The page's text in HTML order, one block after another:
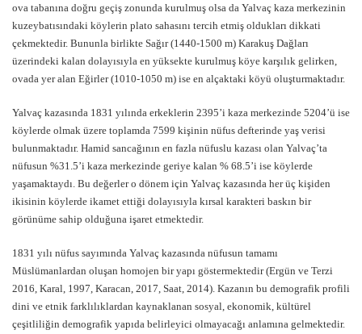
ova tabanına doğru geçiş zonunda kurulmuş olsa da Yalvaç kaza merkezinin
kuzeybatısındaki köylerin plato sahasını tercih etmiş oldukları dikkati
çekmektedir. Bununla birlikte Sağır (1440-1500 m) Karakuş Dağları
üzerindeki kalan dolayısıyla en yüksekte kurulmuş köye karşılık gelirken,
ovada yer alan Eğirler (1010-1050 m) ise en alçaktaki köyü oluşturmaktadır.
Yalvaç kazasında 1831 yılında erkeklerin 2395’i kaza merkezinde 5204’ü ise
köylerde olmak üzere toplamda 7599 kişinin nüfus defterinde yaş verisi
bulunmaktadır. Hamid sancağının en fazla nüfuslu kazası olan Yalvaç’ta
nüfusun %31.5’i kaza merkezinde geriye kalan % 68.5’i ise köylerde
yaşamaktaydı. Bu değerler o dönem için Yalvaç kazasında her üç kişiden
ikisinin köylerde ikamet ettiği dolayısıyla kırsal karakteri baskın bir
görünüme sahip olduğuna işaret etmektedir.
1831 yılı nüfus sayımında Yalvaç kazasında nüfusun tamamı
Müslümanlardan oluşan homojen bir yapı göstermektedir (Ergün ve Terzi
2016, Karal, 1997, Karacan, 2017, Saat, 2014). Kazanın bu demografik profili
dini ve etnik farklılıklardan kaynaklanan sosyal, ekonomik, kültürel
çeşitliliğin demografik yapıda belirleyici olmayacağı anlamına gelmektedir.